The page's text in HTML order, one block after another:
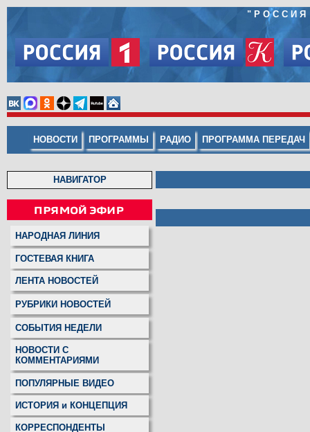
"
НОВОСТИ ПРОГРАММЫ РАДИО ПРОГРАММА ПЕРЕДАЧ
НАВИГАТОР
НАРОДНАЯ ЛИНИЯ
ГОСТЕВАЯ КНИГА
ЛЕНТА НОВОСТЕЙ
РУБРИКИ НОВОСТЕЙ
СОБЫТИЯ НЕДЕЛИ
НОВОСТИ С
КОММЕНТАРИЯМИ
ПОПУЛЯРНЫЕ ВИДЕО
ИСТОРИЯ и КОНЦЕПЦИЯ
КОРРЕСПОНДЕНТЫ